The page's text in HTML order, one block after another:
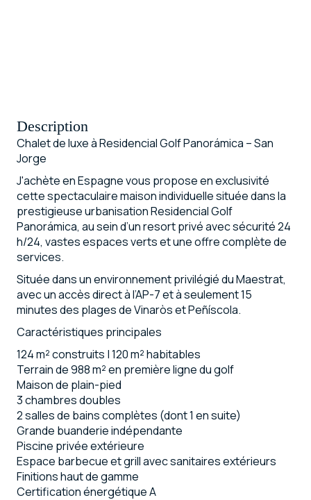
Description
Chalet de luxe à Residencial Golf Panorámica – San
Jorge
J'achète en Espagne vous propose en exclusivité
cette spectaculaire maison individuelle située dans la
prestigieuse urbanisation Residencial Golf
Panorámica, au sein d’un resort privé avec sécurité 24
h/24, vastes espaces verts et une offre complète de
services.
Située dans un environnement privilégié du Maestrat,
avec un accès direct à l’AP-7 et à seulement 15
minutes des plages de Vinaròs et Peñíscola.
Caractéristiques principales
124 m² construits | 120 m² habitables
Terrain de 988 m² en première ligne du golf
Maison de plain-pied
3 chambres doubles
2 salles de bains complètes (dont 1 en suite)
Grande buanderie indépendante
Piscine privée extérieure
Espace barbecue et grill avec sanitaires extérieurs
Finitions haut de gamme
Certification énergétique A